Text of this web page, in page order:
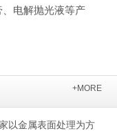
电解抛光液等产
+MORE
以金属表面处理为方